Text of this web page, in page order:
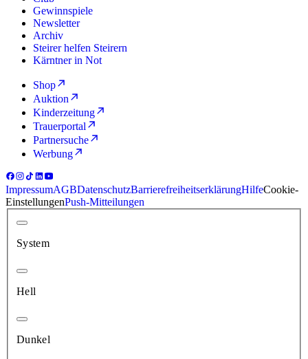
Gewinnspiele
Newsletter
Archiv
Steirer helfen Steirern
Kärntner in Not
Shop
Auktion
Kinderzeitung
Trauerportal
Partnersuche
Werbung
ImpressumAGBDatenschutzBarrierefreiheitserklärungHilfeCookie-
EinstellungenPush-Mitteilungen
System
Hell
Dunkel